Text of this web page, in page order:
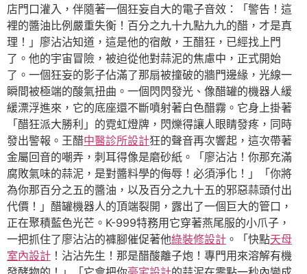
店門口灌入，伴隨著一個狂妄自大的電子音效：「警告！這
裡的醬油比例嚴重失衡！百分之九十九點九九的醋，才是真
理！」廖沾沾知道，這是他的宿敵，王醋狂，已經找上門
了。他的宇宙冒險，被迫從他對蒜泥的焦慮中，正式開始
了。一個狂妄的影子佔滿了那扇被撞破的牆門邊緣，光線一
瞬間被極端的酸氣扭曲。一個閃閃發光、像醋罐的機器人緩
緩漂浮進來，它的底座還不斷噴射著白色醋霧。它身上掛著
「醋狂派大勝利」的霓虹燈牌，閃爍得讓人眼睛發疼，同時
發出警報。王醋中醫診所設計狂的聲音再次響起，這次帶著
金屬回音的嘲弄，刺耳得像是磨砂紙。「廖沾沾！你那充滿
腐敗氣味的蒜泥，是對醬料學的侮辱！必須淨化！」「你將
為你那百分之五的醬油，以及百分之九十五的邪惡蒜頭付出
代價！」醋罐機器人的頂端裂開，露出了一個巨大的管口，
正在聚積藍色光芒。K-999特務用它穿著燕尾服的小爪子，
一把抓住了廖沾沾的褲腳催促著他綠裝修設計 。「快點天母
室內設計 ！沾沾先生！那是醋酸離子炮！專門用來溶解有機